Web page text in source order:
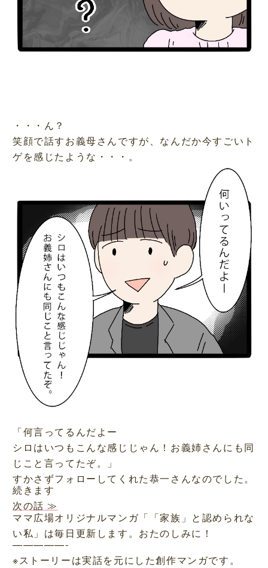
・・・ん？
笑顔で話すお義母さんですが、なんだか今すごいト
ゲを感じたような・・・。
「何言ってるんだよー
シロはいつもこんな感じじゃん！お義姉さんにも同
じこと言ってたぞ。」
すかさずフォローしてくれた恭一さんなのでした。
続きます
次の話 ≫
ママ広場オリジナルマンガ「「家族」と認められな
い私」は毎日更新します。おたのしみに！
—————-
※ストーリーは実話を元にした創作マンガです。